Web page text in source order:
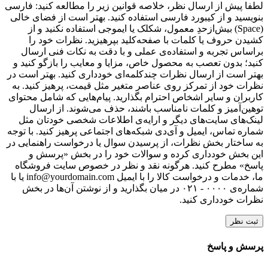
لطفا پیش از ارسال نظر، خلاصه قوانین زیر را مطالعه کنید: فارسی
بنویسید و از کیبورد فارسی استفاده کنید. بهتر است از فضای خالی
(Space) بیش‌از‌حدِ معمول، شکلک یا ایموجی استفاده نکنید و از
کشیدن حروف یا کلمات با صفحه‌کلید بپرهیزید. نظرات خود را
براساس تجربه و استفاده‌ی عملی و با دقت به نکات فنی ارسال
کنید؛ بدون تعصب به محصول خاص، مزایا و معایب را بازگو کنید و
بهتر است از ارسال نظرات چندکلمه‌‌ای خودداری کنید. بهتر است در
نظرات خود از تمرکز روی عناصر متغیر مثل قیمت، پرهیز کنید. به
کاربران و سایر اشخاص احترام بگذارید. پیام‌هایی که شامل محتوای
توهین‌آمیز و کلمات نامناسب باشند، حذف می‌شوند. از ارسال
لینک‌های سایت‌های دیگر و ارایه‌ی اطلاعات شخصی خودتان مثل
شماره تماس، ایمیل و آی‌دی شبکه‌های اجتماعی پرهیز کنید. با توجه
به ساختار بخش نظرات، از پرسیدن سوال یا درخواست راهنمایی در
این بخش خودداری کرده و سوالات خود را در بخش «پرسش و
پاسخ» مطرح کنید. هرگونه نقد و نظر در خصوص سایت فروشگاه
ما، خدمات و درخواست کالا را با ایمیل info@yourdomain.com یا با
شماره‌ی ۰۰۰۰ - ۰۲۱ در میان بگذارید و از نوشتن آن‌ها در بخش
نظرات خودداری کنید.
ثبت نظر
پرسش و پاسخ